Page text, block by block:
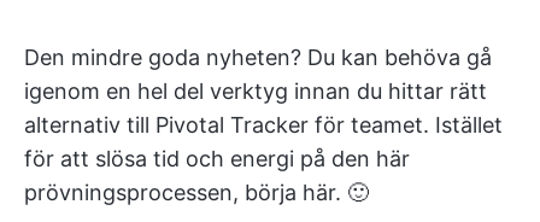
Den mindre goda nyheten? Du kan behöva gå
igenom en hel del verktyg innan du hittar rätt
alternativ till Pivotal Tracker för teamet. Istället
för att slösa tid och energi på den här
prövningsprocessen, börja här. 🙂